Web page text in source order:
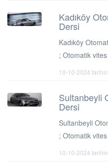
Kadıköy
Dersi
Kadıköy
; Otomatik
10-10-2024
Sultanbeyli
Dersi
Sultanbeyli
; Otomatik
10-10-2024